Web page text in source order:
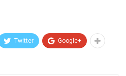
Twitter Google+